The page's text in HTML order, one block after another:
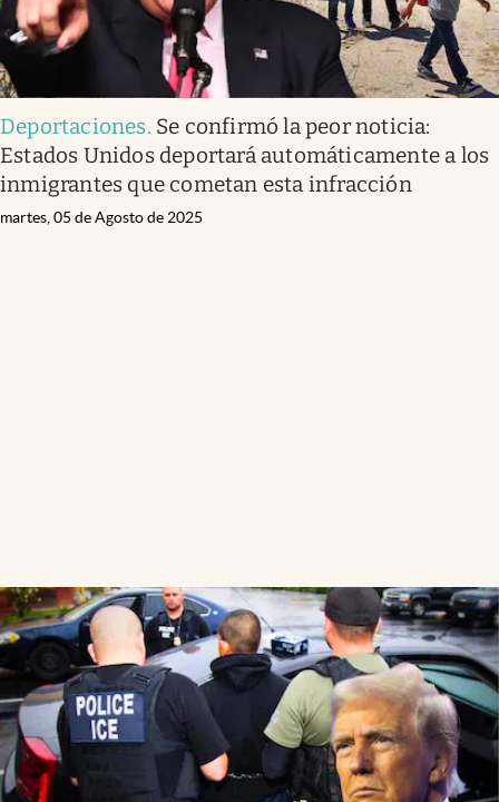
Deportaciones. Se confirmó la peor noticia:
Estados Unidos deportará automáticamente a los
inmigrantes que cometan esta infracción
martes, 05 de Agosto de 2025